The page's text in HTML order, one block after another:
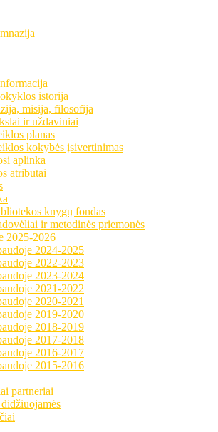
istorija
misija, filosofija
ir uždaviniai
planas
kokybės įsivertinimas
aplinka
atributai
knygų fondas
ir metodinės priemonės
2025-2026
2024-2025
2022-2023
2023-2024
2021-2022
2020-2021
2019-2020
2018-2019
2017-2018
2016-2017
2015-2016
partneriai